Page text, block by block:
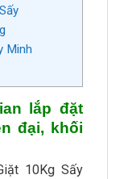
Minh
lắp đặt
đại, khối
10Kg Sấy